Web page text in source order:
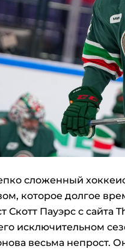
сложенный
которое долгое
Скотт Пауэрс с сайта
исключительном
весьма непрост.